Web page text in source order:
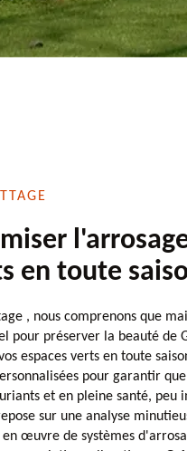
en toute
, nous comprenons que
pour préserver la beauté de
espaces verts en toute
pour garantir
et en pleine santé, peu
sur une analyse
œuvre de systèmes